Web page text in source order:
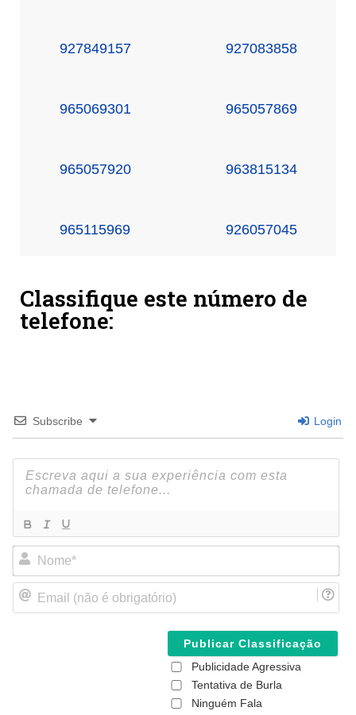
927849157 927083858
965069301 965057869
965057920 963815134
965115969 926057045
Classifique este número de
telefone:
Subscribe Login
N
m
a
Publicidade Agressiva
Tentativa de Burla
Ninguém Fala